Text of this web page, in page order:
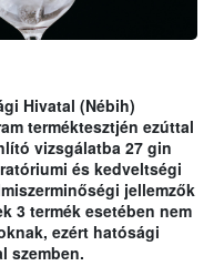
Hivatal (Nébih)
terméktesztjén ezúttal
vizsgálatba 27 gin
és kedveltségi
jellemzők
3 termék esetében nem
ezért hatósági
szemben.